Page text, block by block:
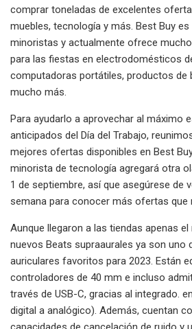
comprar toneladas de excelentes
muebles, tecnología y más. Best Buy
minoristas y actualmente ofrece
para las fiestas en electrodomésticos
computadoras portátiles, productos de
mucho más.
Para ayudarlo a aprovechar al máximo
anticipados del Día del Trabajo,
mejores ofertas disponibles en Best
minorista de tecnología agregará otra
1 de septiembre, así que asegúrese de
semana para conocer más ofertas que
Aunque llegaron a las tiendas apenas
nuevos Beats supraaurales ya son uno
auriculares favoritos para 2023. Están
controladores de 40 mm e incluso
través de USB-C, gracias al integrado.
digital a analógico). Además, cuentan